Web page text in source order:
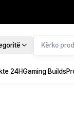
24HGaming Builds